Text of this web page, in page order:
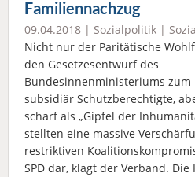
Familiennachzug
09.04.2018 | Sozialpolitik |
Nicht nur der Paritätische
den Gesetzesentwurf des
Bundesinnenministeriums
subsidiär Schutzberechtigte,
scharf als „Gipfel der
stellten eine massive
restriktiven
SPD dar, klagt der Verband.